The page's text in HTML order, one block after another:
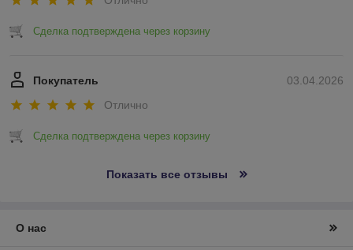
Сделка подтверждена через корзину
03.04.2026
Покупатель
Отлично
Сделка подтверждена через корзину
Показать все отзывы
О нас